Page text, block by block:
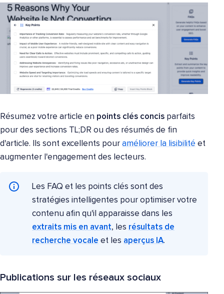
Résumez votre article en points clés concis parfaits
pour des sections TL;DR ou des résumés de fin
d'article. Ils sont excellents pour améliorer la lisibilité et
augmenter l'engagement des lecteurs.
Les FAQ et les points clés sont des
stratégies intelligentes pour optimiser votre
contenu afin qu'il apparaisse dans les
extraits mis en avant, les résultats de
recherche vocale et les aperçus IA.
Publications sur les réseaux sociaux